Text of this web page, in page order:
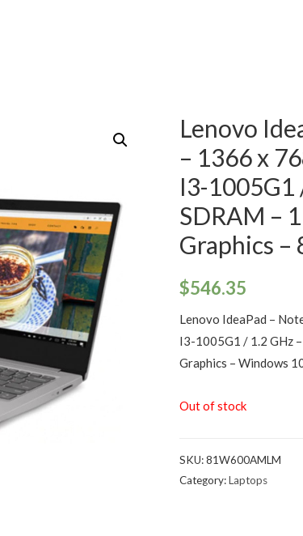
Lenovo
– 1366 x
I3-1005G1
SDRAM –
Graphics
$546.35
Lenovo IdeaPad –
I3-1005G1 / 1.2 GHz
Graphics – Windows
Out of stock
SKU:81W600AMLM
Category:Laptops